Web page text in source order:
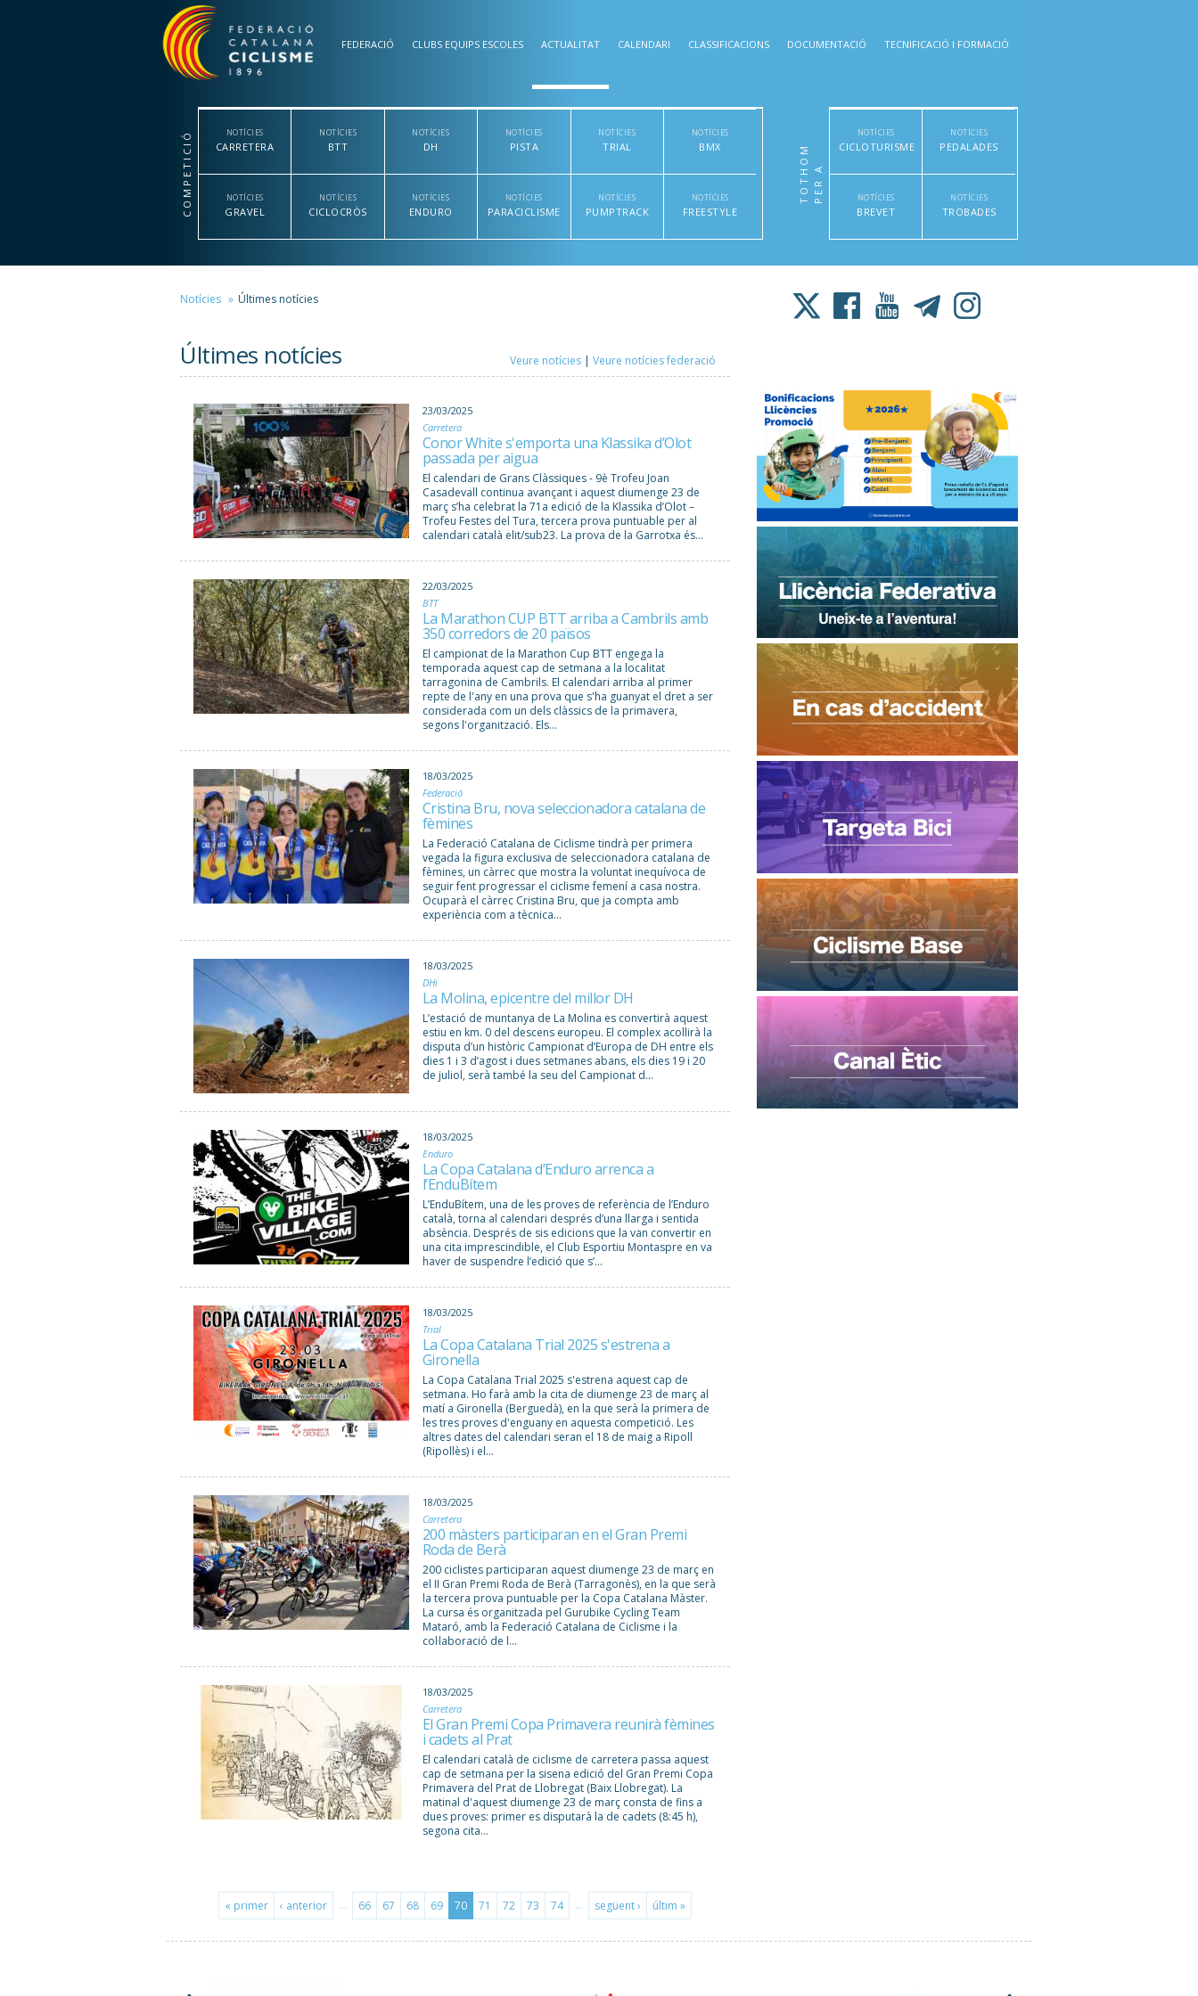
FEDERACIÓ CLUBS EQUIPS ESCOLES ACTUALITAT CALENDARI CLASSIFICACIONS DOCUMENTACIÓ TECNIFICACIÓ I FORMACIÓ
COMPETICIÓ NOTÍCIES
CARRETERA
NOTÍCIES
BTT
NOTÍCIES
DH
NOTÍCIES
PISTA
NOTÍCIES
TRIAL
NOTÍCIES
BMX
NOTÍCIES
GRAVEL
NOTÍCIES
CICLOCRÒS
NOTÍCIES
ENDURO
NOTÍCIES
PARACICLISME
NOTÍCIES
PUMPTRACK
NOTÍCIES
FREESTYLE
P
E
R
A
T
O
T
H
O
M
NOTÍCIES
CICLOTURISME
NOTÍCIES
PEDALADES
NOTÍCIES
BREVET
NOTÍCIES
TROBADES
Notícies Últimes notícies
Últimes notícies Veure notícies| Veure notícies federació
23/03/2025
Carretera
Conor White s'emporta una Klassika d’Olot
passada per aigua
El calendari de Grans Clàssiques - 9è Trofeu Joan
Casadevall continua avançant i aquest diumenge 23 de
març s’ha celebrat la 71a edició de la Klassika d’Olot –
Trofeu Festes del Tura, tercera prova puntuable per al
calendari català elit/sub23. La prova de la Garrotxa és...
22/03/2025
BTT
La Marathon CUP BTT arriba a Cambrils amb
350 corredors de 20 països
El campionat de la Marathon Cup BTT engega la
temporada aquest cap de setmana a la localitat
tarragonina de Cambrils. El calendari arriba al primer
repte de l'any en una prova que s'ha guanyat el dret a ser
considerada com un dels clàssics de la primavera,
segons l'organització. Els...
18/03/2025
Federació
Cristina Bru, nova seleccionadora catalana de
fèmines
La Federació Catalana de Ciclisme tindrà per primera
vegada la figura exclusiva de seleccionadora catalana de
fèmines, un càrrec que mostra la voluntat inequívoca de
seguir fent progressar el ciclisme femení a casa nostra.
Ocuparà el càrrec Cristina Bru, que ja compta amb
experiència com a tècnica...
18/03/2025
DHi
La Molina, epicentre del millor DH
L’estació de muntanya de La Molina es convertirà aquest
estiu en km. 0 del descens europeu. El complex acollirà la
disputa d’un històric Campionat d’Europa de DH entre els
dies 1 i 3 d’agost i dues setmanes abans, els dies 19 i 20
de juliol, serà també la seu del Campionat d...
18/03/2025
Enduro
La Copa Catalana d’Enduro arrenca a
l’EnduBítem
L’EnduBítem, una de les proves de referència de l’Enduro
català, torna al calendari després d’una llarga i sentida
absència. Després de sis edicions que la van convertir en
una cita imprescindible, el Club Esportiu Montaspre en va
haver de suspendre l’edició que s’...
18/03/2025
Trial
La Copa Catalana Trial 2025 s'estrena a
Gironella
La Copa Catalana Trial 2025 s'estrena aquest cap de
setmana. Ho farà amb la cita de diumenge 23 de març al
matí a Gironella (Berguedà), en la que serà la primera de
les tres proves d'enguany en aquesta competició. Les
altres dates del calendari seran el 18 de maig a Ripoll
(Ripollès) i el...
18/03/2025
Carretera
200 màsters participaran en el Gran Premi
Roda de Berà
200 ciclistes participaran aquest diumenge 23 de març en
el II Gran Premi Roda de Berà (Tarragonès), en la que serà
la tercera prova puntuable per la Copa Catalana Màster.
La cursa és organitzada pel Gurubike Cycling Team
Mataró, amb la Federació Catalana de Ciclisme i la
col·laboració de l...
18/03/2025
Carretera
El Gran Premi Copa Primavera reunirà fèmines
i cadets al Prat
El calendari català de ciclisme de carretera passa aquest
cap de setmana per la sisena edició del Gran Premi Copa
Primavera del Prat de Llobregat (Baix Llobregat). La
matinal d'aquest diumenge 23 de març consta de fins a
dues proves: primer es disputarà la de cadets (8:45 h),
segona cita...
« primer ‹ anterior … 66 67 68 69 70 71 72 73 74 … següent › últim »